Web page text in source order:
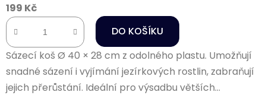
199 Kč
DO KOŠÍKU
Sázecí koš Ø 40 × 28 cm z odolného plastu. Umožňují
snadné sázení i vyjímání jezírkových rostlin, zabraňují
jejich přerůstání. Ideální pro výsadbu větších...